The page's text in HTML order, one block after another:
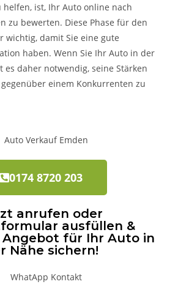
ist, Ihr Auto online nach
zu bewerten. Diese Phase für den
wichtig, damit Sie eine gute
haben. Wenn Sie Ihr Auto in der
es daher notwendig, seine Stärken
einem Konkurrenten zu
0174 8720 203
anrufen oder
ausfüllen &
Angebot für Ihr Auto in
Nähe sichern!